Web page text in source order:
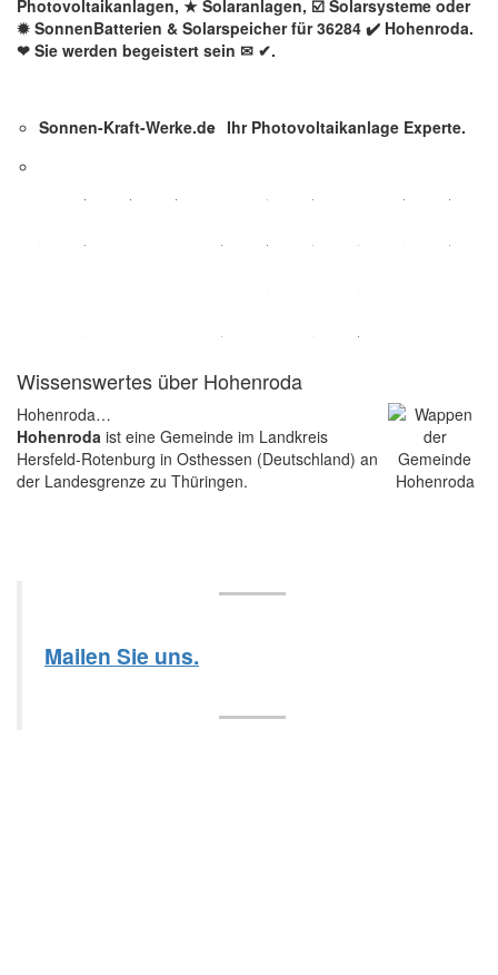
Photovoltaikanlagen, ★ Solaranlagen, ☑️ Solarsysteme oder
✹ SonnenBatterien & Solarspeicher für 36284 ✔️ Hohenroda.
❤ Sie werden begeistert sein ✉ ✔.
Sonnen-Kraft-Werke.de Ihr Photovoltaikanlage Experte.
Wissenswertes über Hohenroda
Hohenroda…
Hohenroda ist eine Gemeinde im Landkreis
Hersfeld-Rotenburg in Osthessen (Deutschland) an
der Landesgrenze zu Thüringen.
Mailen Sie uns.